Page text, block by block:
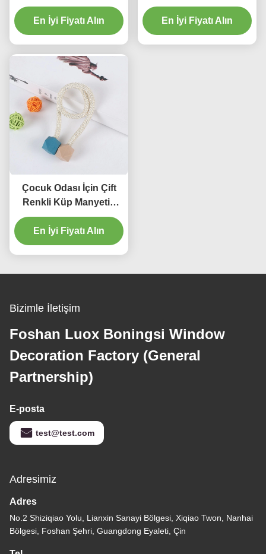
Dekoratif Manyetik
Perde Tokası
En İyi Fiyatı Alın
İçin Bağlama İpi
En İyi Fiyatı Alın
Çocuk Odası İçin Çift
Renkli Küp Manyetik
Perde Tokası
En İyi Fiyatı Alın
Bizimle İletişim
Foshan Luox Boningsi Window
Decoration Factory (General
Partnership)
E-posta
test@test.com
Adresimiz
Adres
No.2 Shiziqiao Yolu, Lianxin Sanayi Bölgesi, Xiqiao Twon, Nanhai
Bölgesi, Foshan Şehri, Guangdong Eyaleti, Çin